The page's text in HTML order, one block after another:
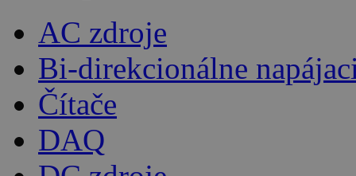
AC zdroje
Bi-direkcionálne
Čítače
DAQ